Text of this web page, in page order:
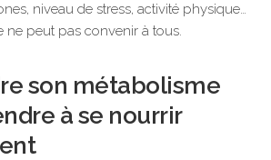
niveau de stress, activité physique…
ne peut pas convenir à tous.
son métabolisme
à se nourrir